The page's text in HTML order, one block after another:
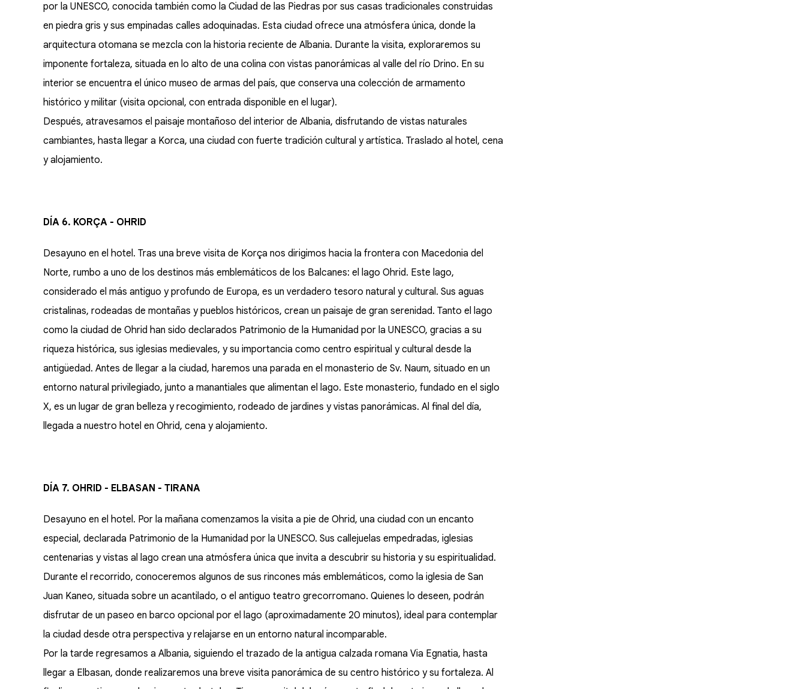
por la UNESCO, conocida también como la Ciudad de las Piedras por sus casas tradicionales construidas
en piedra gris y sus empinadas calles adoquinadas. Esta ciudad ofrece una atmósfera única, donde la
arquitectura otomana se mezcla con la historia reciente de Albania. Durante la visita, exploraremos su
imponente fortaleza, situada en lo alto de una colina con vistas panorámicas al valle del río Drino. En su
interior se encuentra el único museo de armas del país, que conserva una colección de armamento
histórico y militar (visita opcional, con entrada disponible en el lugar).
Después, atravesamos el paisaje montañoso del interior de Albania, disfrutando de vistas naturales
cambiantes, hasta llegar a Korca, una ciudad con fuerte tradición cultural y artística. Traslado al hotel, cena
y alojamiento.
DÍA 6. KORÇA - OHRID
Desayuno en el hotel. Tras una breve visita de Korça nos dirigimos hacia la frontera con Macedonia del
Norte, rumbo a uno de los destinos más emblemáticos de los Balcanes: el lago Ohrid. Este lago,
considerado el más antiguo y profundo de Europa, es un verdadero tesoro natural y cultural. Sus aguas
cristalinas, rodeadas de montañas y pueblos históricos, crean un paisaje de gran serenidad. Tanto el lago
como la ciudad de Ohrid han sido declarados Patrimonio de la Humanidad por la UNESCO, gracias a su
riqueza histórica, sus iglesias medievales, y su importancia como centro espiritual y cultural desde la
antigüedad. Antes de llegar a la ciudad, haremos una parada en el monasterio de Sv. Naum, situado en un
entorno natural privilegiado, junto a manantiales que alimentan el lago. Este monasterio, fundado en el siglo
X, es un lugar de gran belleza y recogimiento, rodeado de jardines y vistas panorámicas. Al final del día,
llegada a nuestro hotel en Ohrid, cena y alojamiento.
DÍA 7. OHRID - ELBASAN - TIRANA
Desayuno en el hotel. Por la mañana comenzamos la visita a pie de Ohrid, una ciudad con un encanto
especial, declarada Patrimonio de la Humanidad por la UNESCO. Sus callejuelas empedradas, iglesias
centenarias y vistas al lago crean una atmósfera única que invita a descubrir su historia y su espiritualidad.
Durante el recorrido, conoceremos algunos de sus rincones más emblemáticos, como la iglesia de San
Juan Kaneo, situada sobre un acantilado, o el antiguo teatro grecorromano. Quienes lo deseen, podrán
disfrutar de un paseo en barco opcional por el lago (aproximadamente 20 minutos), ideal para contemplar
la ciudad desde otra perspectiva y relajarse en un entorno natural incomparable.
Por la tarde regresamos a Albania, siguiendo el trazado de la antigua calzada romana Via Egnatia, hasta
llegar a Elbasan, donde realizaremos una breve visita panorámica de su centro histórico y su fortaleza. Al